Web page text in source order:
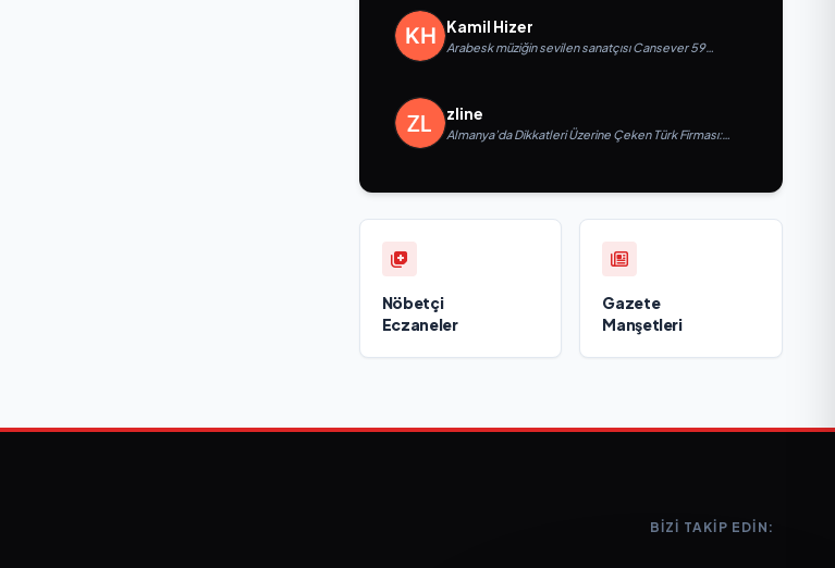
Kamil Hizer
Arabesk müziğin sevilen sanatçısı Cansever 59
zline
Almanya’da Dikkatleri Üzerine Çeken Türk Firması:
Nöbetçi
Eczaneler
Gazete
Manşetleri
BIZI TAKIP EDIN: